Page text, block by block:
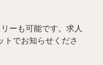
ーも可能です。求人
でお知らせくださ